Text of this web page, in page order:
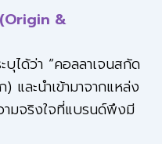
&
ได้ว่า “คอลลาเจนสกัด
) และนำเข้ามาจากแหล่ง
มจริงใจที่แบรนด์พึงมี